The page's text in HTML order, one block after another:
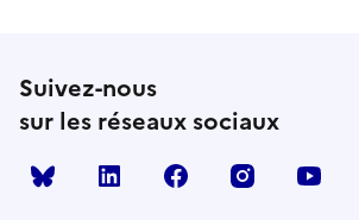
Suivez-nous
sur les réseaux sociaux
Bluesky linkedin facebook instagram